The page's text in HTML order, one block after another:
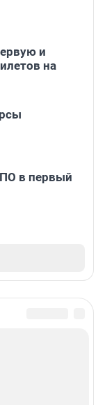
и
на
в первый